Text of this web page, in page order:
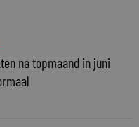
na topmaand in juni